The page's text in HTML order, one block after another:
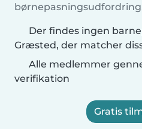
Der findes ingen
Græsted, der matcher
Alle medlemmer
verifikation
Gratis